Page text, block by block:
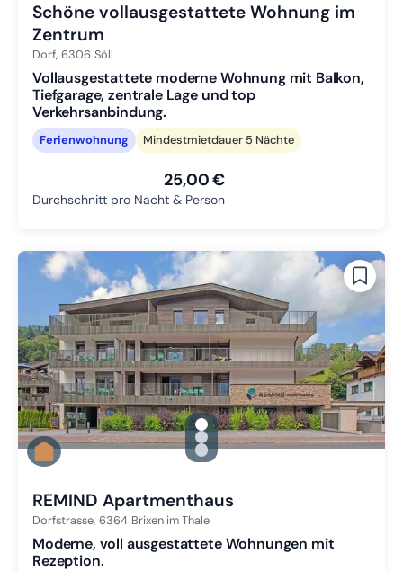
Schöne vollausgestattete Wohnung im
Zentrum
Dorf, 6306 Söll
Vollausgestattete moderne Wohnung mit Balkon,
Tiefgarage, zentrale Lage und top
Verkehrsanbindung.
Ferienwohnung Mindestmietdauer 5 Nächte
25,00 €
Durchschnitt pro Nacht & Person
gallery.slide_selector
Zu Slide 1 wechseln
Zu Slide 2 wechseln
Zu Slide 3 wechseln
REMIND Apartmenthaus
Dorfstrasse, 6364 Brixen im Thale
Moderne, voll ausgestattete Wohnungen mit
Rezeption.